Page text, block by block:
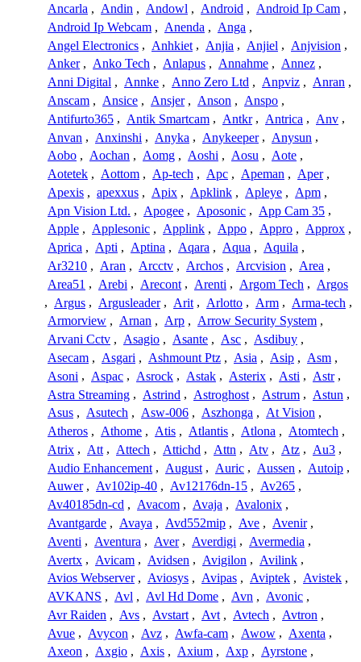
Ancarla , Andin , Andowl , Android , Android Ip Cam ,
Android Ip Webcam , Anenda , Anga ,
Angel Electronics , Anhkiet , Anjia , Anjiel , Anjvision ,
Anker , Anko Tech , Anlapus , Annahme , Annez ,
Anni Digital , Annke , Anno Zero Ltd , Anpviz , Anran ,
Anscam , Ansice , Ansjer , Anson , Anspo ,
Antifurto365 , Antik Smartcam , Antkr , Antrica , Anv ,
Anvan , Anxinshi , Anyka , Anykeeper , Anysun ,
Aobo , Aochan , Aomg , Aoshi , Aosu , Aote ,
Aotetek , Aottom , Ap-tech , Apc , Apeman , Aper ,
Apexis , apexxus , Apix , Apklink , Apleye , Apm ,
Apn Vision Ltd. , Apogee , Aposonic , App Cam 35 ,
Apple , Applesonic , Applink , Appo , Appro , Approx ,
Aprica , Apti , Aptina , Aqara , Aqua , Aquila ,
Ar3210 , Aran , Arcctv , Archos , Arcvision , Area ,
Area51 , Arebi , Arecont , Arenti , Argom Tech , Argos
, Argus , Argusleader , Arit , Arlotto , Arm , Arma-tech ,
Armorview , Arnan , Arp , Arrow Security System ,
Arvani Cctv , Asagio , Asante , Asc , Asdibuy ,
Asecam , Asgari , Ashmount Ptz , Asia , Asip , Asm ,
Asoni , Aspac , Asrock , Astak , Asterix , Asti , Astr ,
Astra Streaming , Astrind , Astroghost , Astrum , Astun ,
Asus , Asutech , Asw-006 , Aszhonga , At Vision ,
Atheros , Athome , Atis , Atlantis , Atlona , Atomtech ,
Atrix , Att , Attech , Attichd , Attn , Atv , Atz , Au3 ,
Audio Enhancement , August , Auric , Aussen , Autoip ,
Auwer , Av102ip-40 , Av12176dn-15 , Av265 ,
Av40185dn-cd , Avacom , Avaja , Avalonix ,
Avantgarde , Avaya , Avd552mip , Ave , Avenir ,
Aventi , Aventura , Aver , Averdigi , Avermedia ,
Avertx , Avicam , Avidsen , Avigilon , Avilink ,
Avios Webserver , Aviosys , Avipas , Aviptek , Avistek ,
AVKANS , Avl , Avl Hd Dome , Avn , Avonic ,
Avr Raiden , Avs , Avstart , Avt , Avtech , Avtron ,
Avue , Avycon , Avz , Awfa-cam , Awow , Axenta ,
Axeon , Axgio , Axis , Axium , Axp , Ayrstone ,